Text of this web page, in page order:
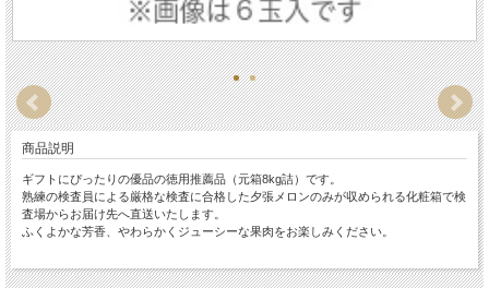
商品説明
ギフトにぴったりの優品の徳用推薦品（元箱8kg詰）です。
熟練の検査員による厳格な検査に合格した夕張メロンのみが収められる化粧箱で検
査場からお届け先へ直送いたします。
ふくよかな芳香、やわらかくジューシーな果肉をお楽しみください。